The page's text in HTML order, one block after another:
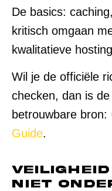
De basics:
kritisch omgaan
kwalitatieve
Wil je de officiële
checken, dan is
betrouwbare bron:
Guide.
Veiligheid
niet